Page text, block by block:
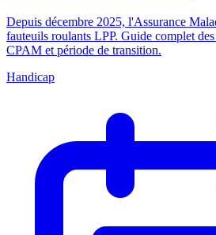
Depuis décembre 2025, l'Assurance
fauteuils roulants LPP. Guide complet
CPAM et période de transition.
Handicap